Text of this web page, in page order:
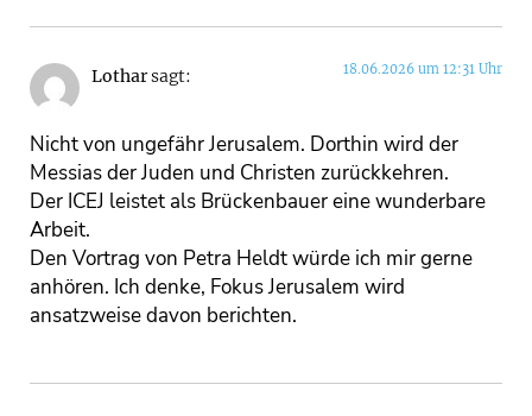
Lotharsagt: 18.06.2026 um 12:31 Uhr
Nicht von ungefähr Jerusalem. Dorthin wird der
Messias der Juden und Christen zurückkehren.
Der ICEJ leistet als Brückenbauer eine wunderbare
Arbeit.
Den Vortrag von Petra Heldt würde ich mir gerne
anhören. Ich denke, Fokus Jerusalem wird
ansatzweise davon berichten.